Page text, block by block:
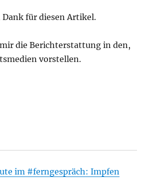
Dank für diesen Artikel.
die Berichterstattung in den,
vorstellen.
im #ferngespräch: Impfen